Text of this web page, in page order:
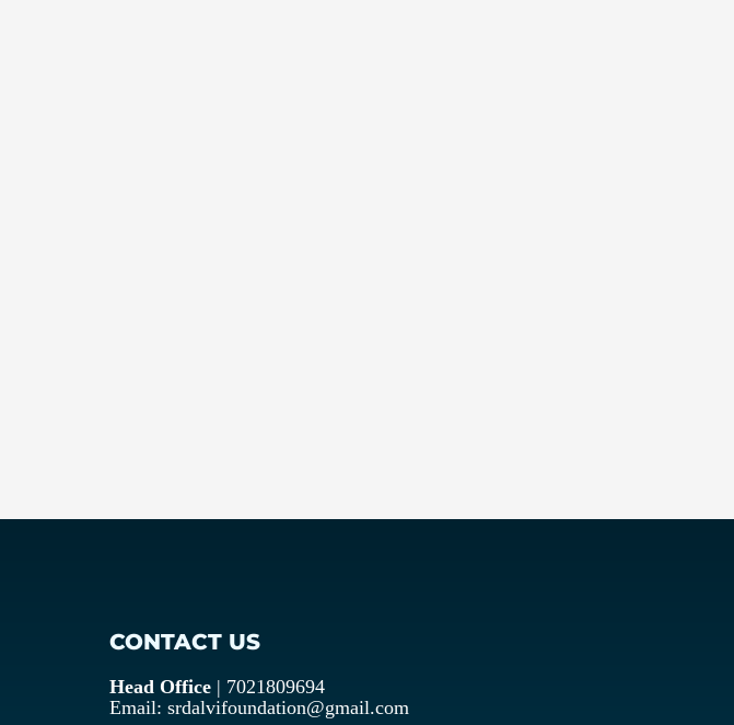
CONTACT US
Head Office | 7021809694
Email: srdalvifoundation@gmail.com